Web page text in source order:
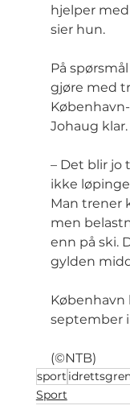
hjelper
sier hun.
På
gjøre med
Johaug klar.
– Det blir jo
ikke
Man trener
men
enn på ski.
gylden
København
september i
(©NTB)
sport
Sport